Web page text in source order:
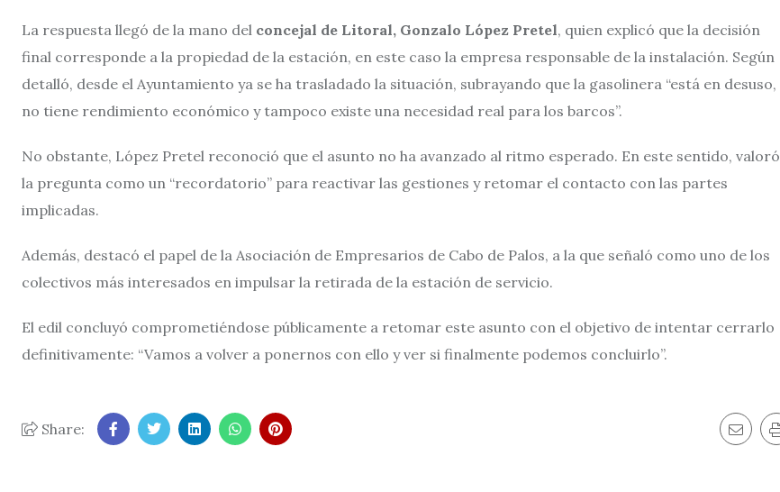
La respuesta llegó de la mano del concejal de Litoral, Gonzalo López Pretel, quien explicó que la decisión
final corresponde a la propiedad de la estación, en este caso la empresa responsable de la instalación. Según
detalló, desde el Ayuntamiento ya se ha trasladado la situación, subrayando que la gasolinera “está en desuso,
no tiene rendimiento económico y tampoco existe una necesidad real para los barcos”.
No obstante, López Pretel reconoció que el asunto no ha avanzado al ritmo esperado. En este sentido, valoró
la pregunta como un “recordatorio” para reactivar las gestiones y retomar el contacto con las partes
implicadas.
Además, destacó el papel de la Asociación de Empresarios de Cabo de Palos, a la que señaló como uno de los
colectivos más interesados en impulsar la retirada de la estación de servicio.
El edil concluyó comprometiéndose públicamente a retomar este asunto con el objetivo de intentar cerrarlo
definitivamente: “Vamos a volver a ponernos con ello y ver si finalmente podemos concluirlo”.
Share: